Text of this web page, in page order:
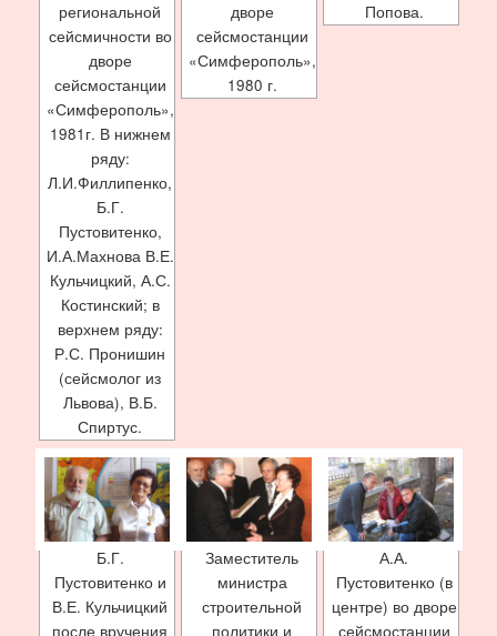
региональной
сейсмичности во
дворе
сейсмостанции
«Симферополь»,
1981г. В нижнем
ряду:
Л.И.Филлипенко,
Б.Г.
Пустовитенко,
И.А.Махнова В.Е.
Кульчицкий, А.С.
Костинский; в
верхнем ряду:
Р.С. Пронишин
(сейсмолог из
Львова), В.Б.
Спиртус.
дворе
сейсмостанции
«Симферополь»,
1980 г.
Попова.
Б.Г.
Пустовитенко и
В.Е. Кульчицкий
после вручения
Заместитель
министра
строительной
политики и
А.А.
Пустовитенко (в
центре) во дворе
сейсмостанции